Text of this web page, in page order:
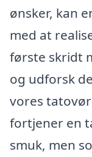
ønsker, kan
med at
første skridt
og udforsk
vores
fortjener en
smuk, men